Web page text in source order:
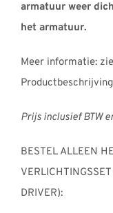
armatuur weer
het armatuur.
Meer informatie:
Prijs inclusief BTW
BESTEL ALLEEN
DRIVER):